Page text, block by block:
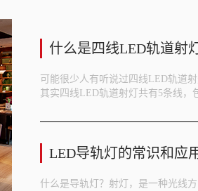
什么是四线LED轨道射
可能很少人有听说过四线LED轨道
其实四线LED轨道射灯共有5条线，
LED导轨灯的常识和应
什么是导轨灯？射灯，是一种光线